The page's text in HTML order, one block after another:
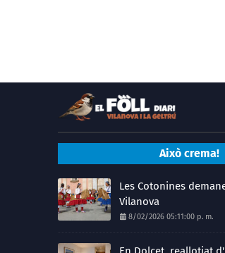
Això crema!
Les Cotonines
Vilanova
8/02/2026 05:11:00 p. m.